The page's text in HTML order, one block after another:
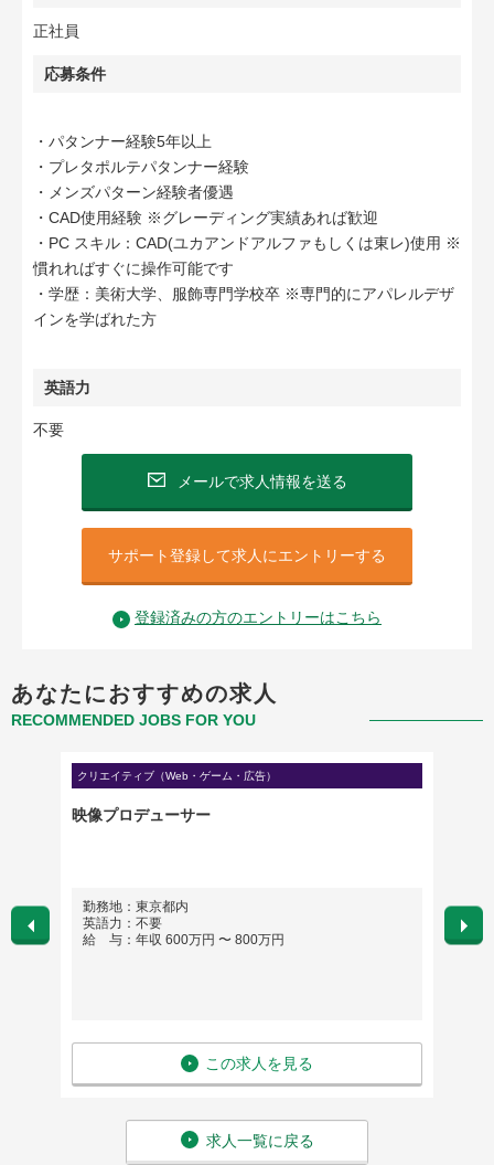
正社員
応募条件
・パタンナー経験5年以上
・プレタポルテパタンナー経験
・メンズパターン経験者優遇
・CAD使用経験 ※グレーディング実績あれば歓迎
・PC スキル：CAD(ユカアンドアルファもしくは東レ)使用 ※
慣れればすぐに操作可能です
・学歴：美術大学、服飾専門学校卒 ※専門的にアパレルデザ
インを学ばれた方
英語力
不要
メールで求人情報を送る
サポート登録して求人にエントリーする
登録済みの方のエントリーはこちら
あなたにおすすめの求人
RECOMMENDED JOBS FOR YOU
クリエイティブ（Web・ゲーム・広告）
映像プロデューサー
勤務地：東京都内
英語力：不要
給 与：年収 600万円 〜 800万円
この求人を見る
勤務
英語
給
求人一覧に戻る